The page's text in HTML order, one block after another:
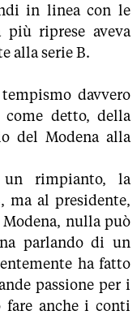
in linea con le
più riprese aveva
alla serie B.
davvero
detto, della
del Modena alla
un rimpianto, la
ma al presidente,
nulla può
parlando di un
ha fatto
passione per i
fare anche i conti